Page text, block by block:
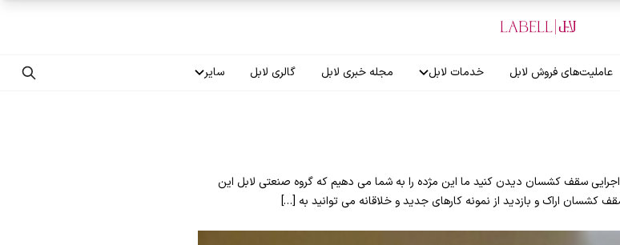
عاملیت‌های فروش لابل خدمات لابل مجله خبری لابل گالری لابل سایر
سوالات متداول
فرصت‌های شغلی
اجرایی سقف کشسان دیدن کنید ما این مژده را به شما می دهیم که گروه صنعتی لابل این
کشسان اراک و بازدید از نمونه کارهای جدید و خلاقانه می توانید به […]